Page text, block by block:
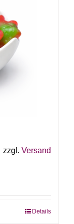
zzgl. Versand
Details